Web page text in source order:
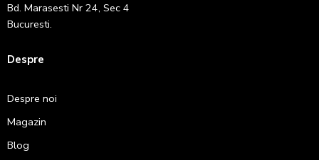
Bd. Marasesti Nr 24, Sec 4
Bucuresti.
Despre
Despre noi
Magazin
Blog